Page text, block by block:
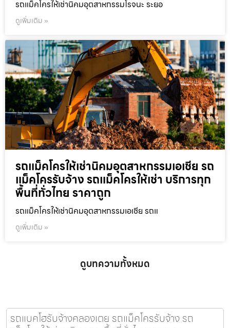
รถแม็คโครให้เช่านิคมอุตสาหกรรมโรจนะ ระยอ
ดูเพิ่มเติม »
รถแม็คโครให้เช่านิคมอุตสาหกรรมเอเชีย รถ
แม็คโครรับจ้าง รถแม็คโครให้เช่า บริการทุก
พื้นที่ทั่วไทย ราคาถูก
รถแม็คโครให้เช่านิคมอุตสาหกรรมเอเชีย รถแ
ดูเพิ่มเติม »
ดูบทความทั้งหมด
รถแบคโฮรับจ้างคลองเตย รถแม็คโครรับจ้าง รถ